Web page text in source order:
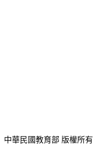
中華民國教育部 版權所有